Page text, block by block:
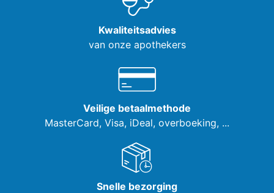
Kwaliteitsadvies
van onze apothekers
Veilige betaalmethode
MasterCard, Visa, iDeal, overboeking, ...
Snelle bezorging